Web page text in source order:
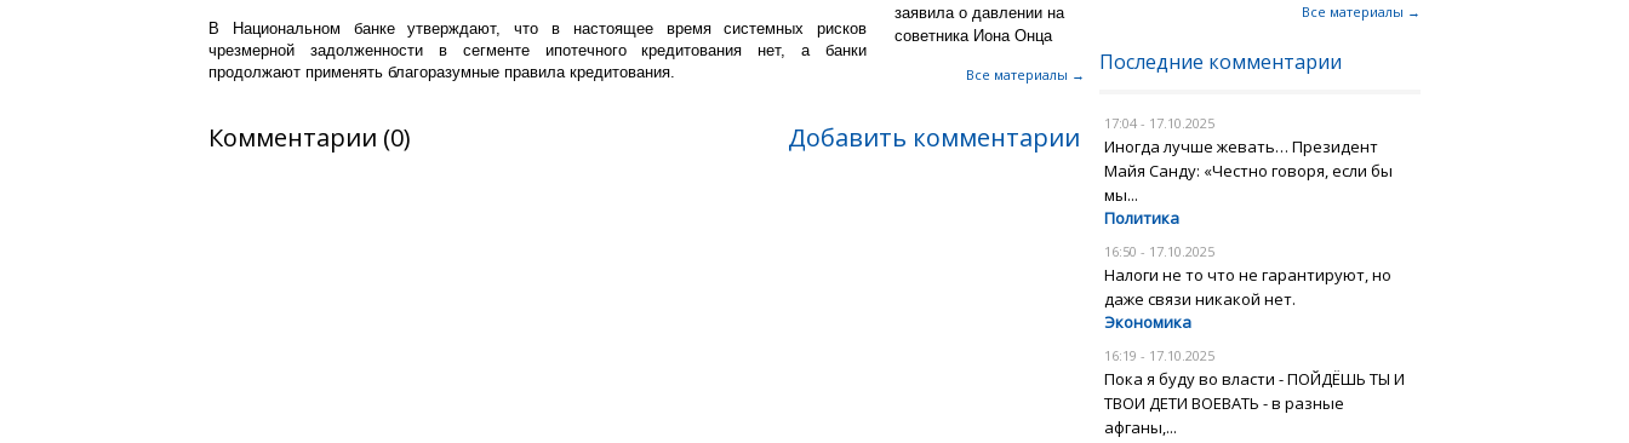
В Национальном банке утверждают, что в настоящее время системных рисков
чрезмерной задолженности в сегменте ипотечного кредитования нет, а банки
продолжают применять благоразумные правила кредитования.
заявила о давлении на
советника Иона Онца
Все материалы →
Комментарии (0) Добавить комментарии
Все материалы →
Последние комментарии
17:04 - 17.10.2025
Иногда лучше жевать… Президент
Майя Санду: «Честно говоря, если бы
мы...
Политика
16:50 - 17.10.2025
Налоги не то что не гарантируют, но
даже связи никакой нет.
Экономика
16:19 - 17.10.2025
Пока я буду во власти - ПОЙДЁШЬ ТЫ И
ТВОИ ДЕТИ ВОЕВАТЬ - в разные
афганы,...